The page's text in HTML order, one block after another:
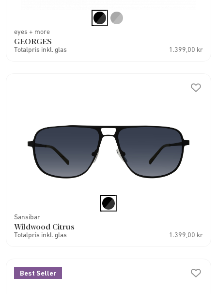
eyes + more
GEORGES
Totalpris inkl. glas 1.399,00 kr
Sansibar
Wildwood Citrus
Totalpris inkl. glas 1.399,00 kr
Best Seller